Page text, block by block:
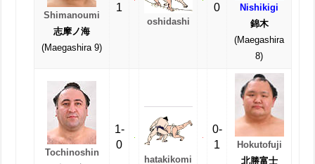
Shimanoumi
志摩ノ海
(Maegashira 9)
1
oshidashi
0
Nishikigi
錦木
(Maegashira
8)
Tochinoshin
1-
0
hatakikomi
0-
1
Hokutofuji
北勝富士